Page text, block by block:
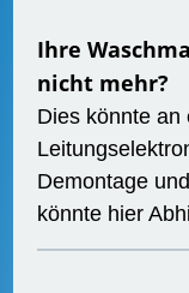
Ihre
nicht mehr?
Dies könnte an
Demontage
könnte hier